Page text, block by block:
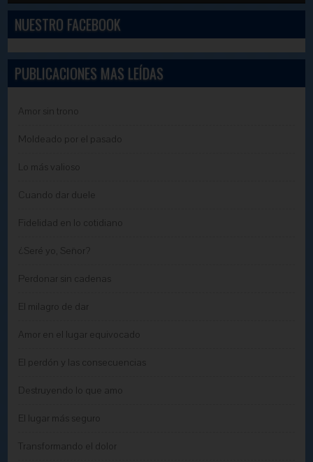
NUESTRO FACEBOOK
PUBLICACIONES MAS LEÍDAS
Amor sin trono
Moldeado por el pasado
Lo más valioso
Cuando dar duele
Fidelidad en lo cotidiano
¿Seré yo, Señor?
Perdonar sin cadenas
El milagro de dar
Amor en el lugar equivocado
El perdón y las consecuencias
Destruyendo lo que amo
El lugar más seguro
Transformando el dolor